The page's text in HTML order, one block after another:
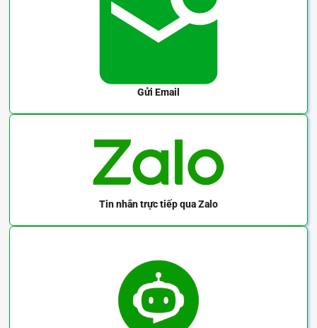
Gửi Email
Tin nhắn trực tiếpqua Zalo